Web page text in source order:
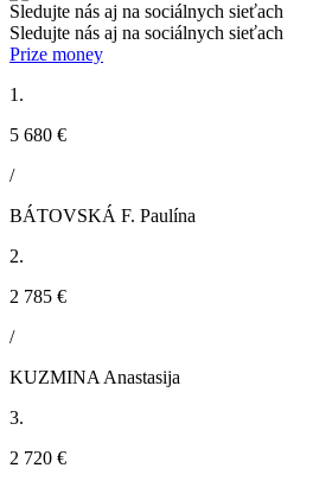
Sledujte nás aj na sociálnych sieťach
Sledujte nás aj na sociálnych sieťach
Prize money
1.
5 680 €
/
BÁTOVSKÁ F. Paulína
2.
2 785 €
/
KUZMINA Anastasija
3.
2 720 €